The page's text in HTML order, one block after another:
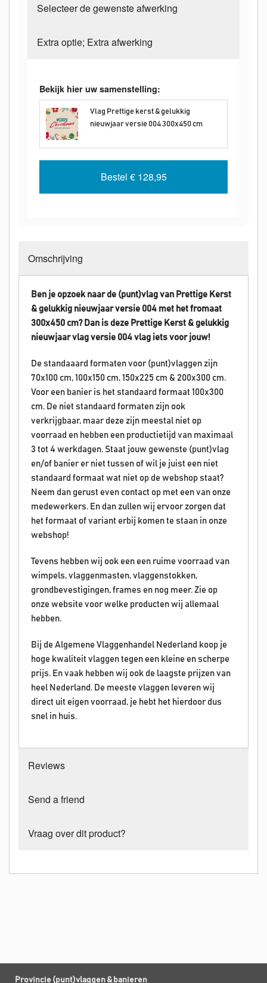
Selecteer de gewenste afwerking
Extra optie; Extra afwerking
Bekijk hier uw samenstelling:
Vlag Prettige kerst & gelukkig
nieuwjaar versie 004 300x450 cm
Bestel € 128,95
Omschrijving
Ben je opzoek naar de (punt)vlag van Prettige Kerst
& gelukkig nieuwjaar versie 004 met het fromaat
300x450 cm? Dan is deze Prettige Kerst & gelukkig
nieuwjaarvlag versie 004 vlag iets voor jouw!
De standaaard formaten voor (punt)vlaggen zijn
70x100 cm, 100x150 cm, 150x225 cm & 200x300 cm.
Voor een banier is het standaard formaat 100x300
cm. De niet standaard formaten zijn ook
verkrijgbaar, maar deze zijn meestal niet op
voorraad en hebben een productietijd van maximaal
3 tot 4 werkdagen. Staat jouw gewenste (punt)vlag
en/of banier er niet tussen of wil je juist een niet
standaard formaat wat niet op de webshop staat?
Neem dan gerust even contact op met een van onze
medewerkers. En dan zullen wij ervoor zorgen dat
het formaat of variant erbij komen te staan in onze
webshop!
Tevens hebben wij ook een een ruime voorraad van
wimpels, vlaggenmasten, vlaggenstokken,
grondbevestigingen, frames en nog meer. Zie op
onze website voor welke producten wij allemaal
hebben.
Bij de Algemene Vlaggenhandel Nederland koop je
hoge kwaliteit vlaggen tegen een kleine en scherpe
prijs. En vaak hebben wij ook de laagste prijzen van
heel Nederland. De meeste vlaggen leveren wij
direct uit eigen voorraad, je hebt het hierdoor dus
snel in huis.
Reviews
Send a friend
Vraag over dit product?
Provincie (punt)vlaggen & banieren